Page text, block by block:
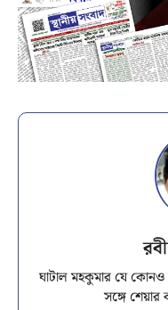
ঘাটাল মহকুমার যে
সঙ্গে